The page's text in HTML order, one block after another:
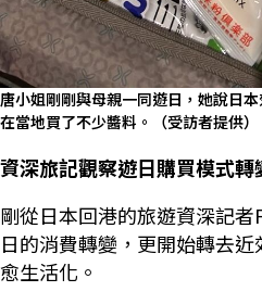
唐小姐剛剛與母親一同遊日，她說日
在當地買了不少醬料。（受訪者提供）
資深旅記觀察遊日購買模式轉
剛從日本回港的旅遊資深記
日的消費轉變，更開始轉去
愈生活化。